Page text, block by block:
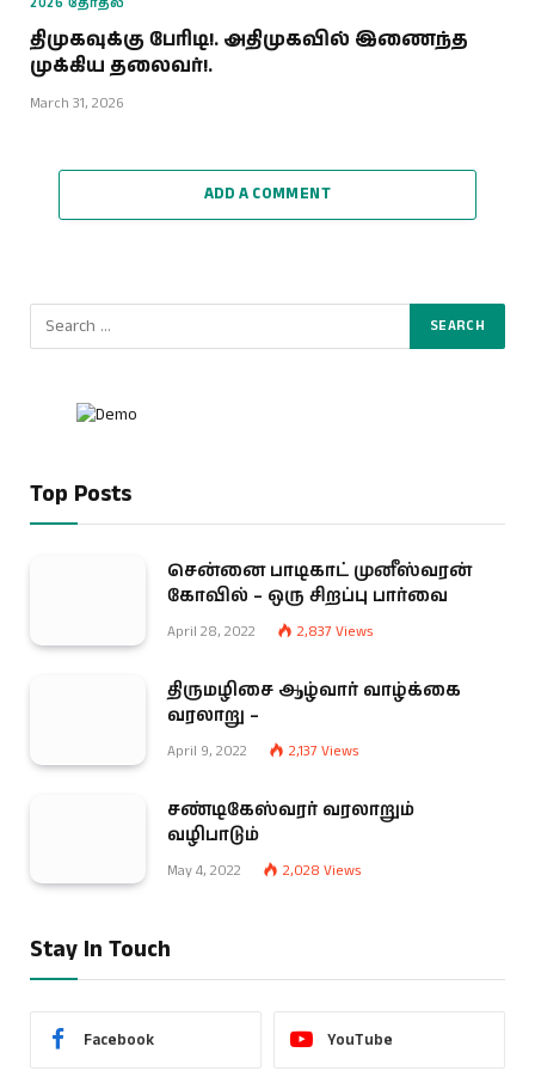
2026 தேர்தல்
திமுகவுக்கு பேரிடி!. அதிமுகவில் இணைந்த
முக்கிய தலைவர்!.
March 31, 2026
ADD A COMMENT
Top Posts
சென்னை பாடிகாட் முனீஸ்வரன்
கோவில் – ஒரு சிறப்பு பார்வை
April 28, 2022 2,837 Views
திருமழிசை ஆழ்வார் வாழ்க்கை
வரலாறு –
April 9, 2022 2,137 Views
சண்டிகேஸ்வரர் வரலாறும்
வழிபாடும்
May 4, 2022 2,028 Views
Stay In Touch
Facebook YouTube